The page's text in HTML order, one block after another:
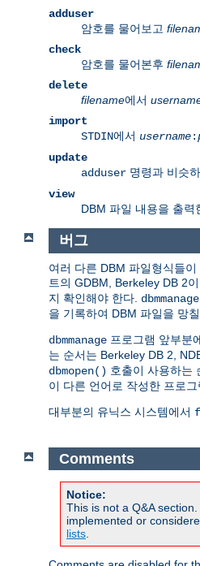
adduser
암호를 물어보고
check
암호를 물어본후
delete
filename에서
import
STDIN에서 username:
update
adduser 명령과 비슷
view
DBM 파일 내용을 출력
버그
여러 다른 DBM 파일형식들
트의 GDBM, Berkeley DB 2
지 확인해야 한다. dbmmanage
을 기록하여 DBM 파일을 망
dbmmanage 프로그램 앞부분
는 순서는 Berkeley DB 2,
dbmopen() 호출이 사용하는
이 다른 언어로 작성한 프로
대부분의 유닉스 시스템에서
Comments
Notice:
This is not a Q&A
implemented or
lists.